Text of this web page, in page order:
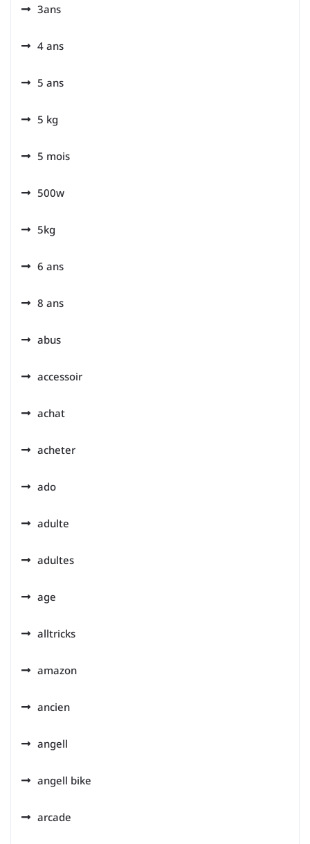
3ans
4 ans
5 ans
5 kg
5 mois
500w
5kg
6 ans
8 ans
abus
accessoir
achat
acheter
ado
adulte
adultes
age
alltricks
amazon
ancien
angell
angell bike
arcade